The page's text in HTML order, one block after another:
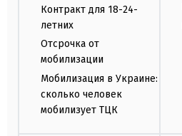
Контракт для 18-24-
летних
Отсрочка от
мобилизации
Мобилизация в Украине:
сколько человек
мобилизует ТЦК